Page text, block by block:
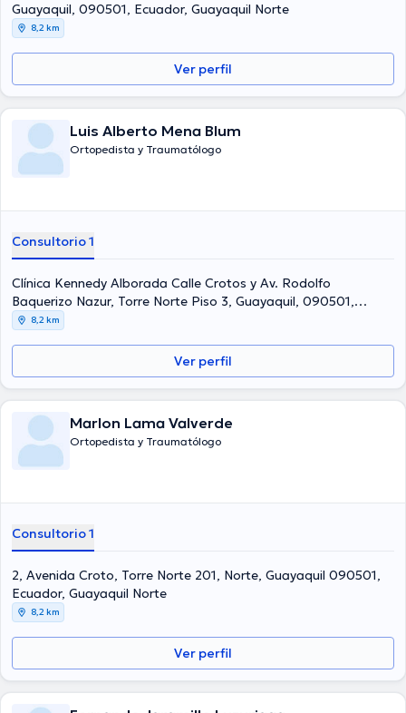
Guayaquil, 090501, Ecuador, Guayaquil Norte
8,2 km
Ver perfil
Luis Alberto Mena Blum
Ortopedista y Traumatólogo
Consultorio 1
Clínica Kennedy Alborada Calle Crotos y Av. Rodolfo
Baquerizo Nazur, Torre Norte Piso 3, Guayaquil, 090501,
Ecuador, Guayaquil Norte
8,2 km
Ver perfil
Marlon Lama Valverde
Ortopedista y Traumatólogo
Consultorio 1
2, Avenida Croto, Torre Norte 201, Norte, Guayaquil 090501,
Ecuador, Guayaquil Norte
8,2 km
Ver perfil